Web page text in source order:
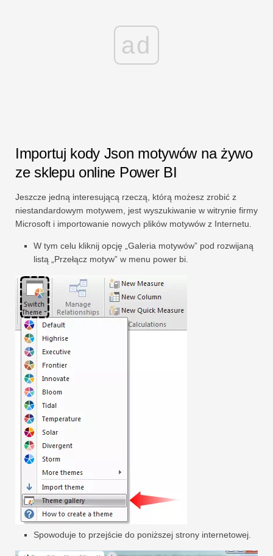
ad
Importuj kody Json motywów na żywo
ze sklepu online Power BI
Jeszcze jedną interesującą rzeczą, którą możesz zrobić z
niestandardowym motywem, jest wyszukiwanie w witrynie firmy
Microsoft i importowanie nowych plików motywów z Internetu.
W tym celu kliknij opcję „Galeria motywów” pod rozwijaną
listą „Przełącz motyw” w menu power bi.
Spowoduje to przejście do poniższej strony internetowej.